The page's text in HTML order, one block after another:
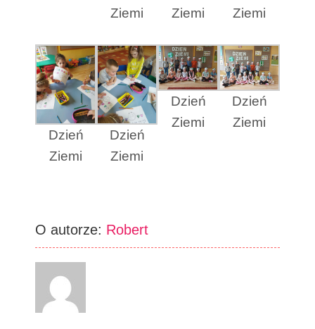
Ziemi
Ziemi
Ziemi
Dzień
Ziemi
Dzień
Ziemi
Dzień
Ziemi
Dzień
Ziemi
O autorze: Robert